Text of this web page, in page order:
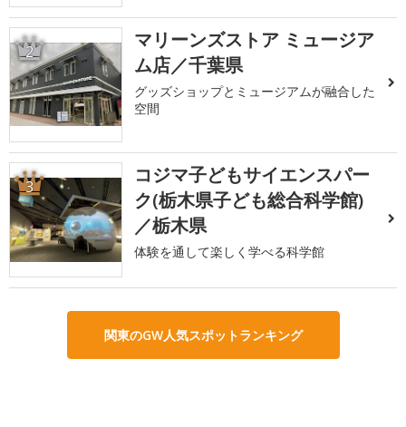
2
マリーンズストア ミュージア
ム店／千葉県
グッズショップとミュージアムが融合した
空間
3
コジマ子どもサイエンスパー
ク(栃木県子ども総合科学館)
／栃木県
体験を通して楽しく学べる科学館
関東のGW人気スポットランキング